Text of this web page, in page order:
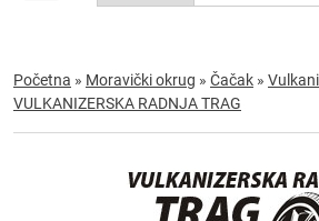
Početna » Moravički okrug » Čačak »
VULKANIZERSKA RADNJA TRAG